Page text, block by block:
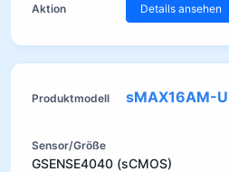
Details ansehen
sMAX16AM-
GSENSE4040 (sCMOS)